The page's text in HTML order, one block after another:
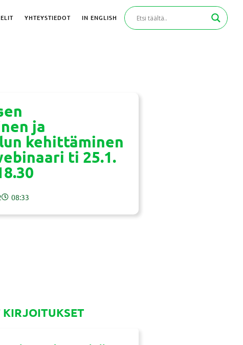
YHTEYSTIEDOT IN ENGLISH
ja
kehittäminen
ti 25.1.
08:33